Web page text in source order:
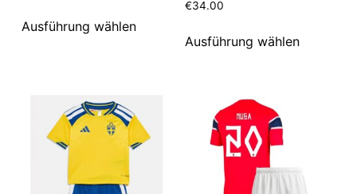
Ausführung wählen
€34.00
Ausführung wählen